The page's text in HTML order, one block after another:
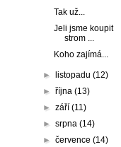
Tak už...
Jeli jsme koupit
strom ...
Koho zajímá...
► listopadu(12)
►října(13)
►září(11)
►srpna(14)
►července(14)